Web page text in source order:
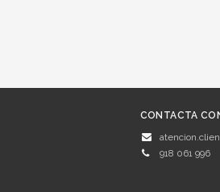
CONTACTA
918 061 996